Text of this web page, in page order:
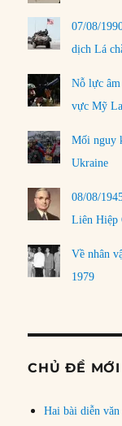
07/08/
dịch Lá
Nỗ lực
vực Mỹ
Mối nguy
Ukraine
08/08/
Liên Hiệp
Về nhân
1979
CHỦ ĐỀ MỚI
Hai bài diễn